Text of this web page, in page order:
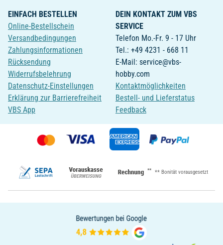
EINFACH BESTELLEN
Online-Bestellschein
Versandbedingungen
Zahlungsinformationen
Rücksendung
Widerrufsbelehrung
Datenschutz-Einstellungen
Erklärung zur Barrierefreiheit
VBS App
DEIN KONTAKT ZUM VBS
SERVICE
Telefon Mo.-Fr. 9 - 17 Uhr
Tel.: +49 4231 - 668 11
E-Mail: service@vbs-
hobby.com
Kontaktmöglichkeiten
Bestell- und Lieferstatus
Feedback
** ** Bonität vorausgesetzt